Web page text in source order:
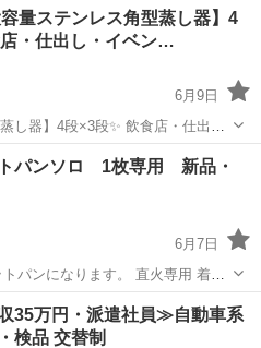
せていただきます♩ 【高性能ノンフライヤー】 ecozyのノ...
量ステンレス角型蒸し器】4
・仕出し・イベン…
6月9日
し器】4段×3段✨ 飲食店・仕出
】 業務用 ステンレス角型蒸し器
✨おすすめポイント✨
パンソロ 1枚専用 新品・
6月7日
ります。 直火専用 着脱
ご相談ください。 よろしくお願いいたします。
35万円・派遣社員≫自動車系
検品 交替制